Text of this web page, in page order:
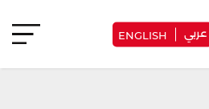
عربي ENGLISH